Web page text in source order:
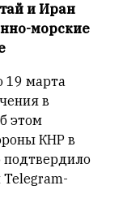
и Иран
морские
19 марта
в
этом
КНР в